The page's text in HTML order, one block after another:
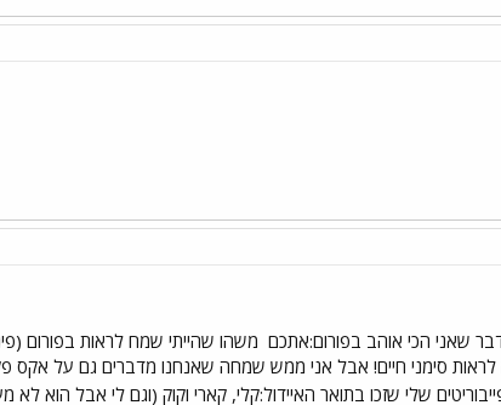
משהו שהייתי שמח לראות בפורום
סימני חיים! אבל אני ממש שמחה שאנחנו מדברים גם על אקס